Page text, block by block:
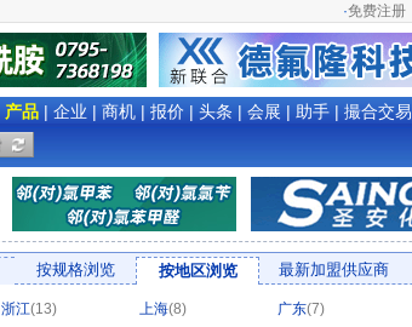
·免费注册
产品| 企业 | 商机| 报价| 头条 | 会展 | 助手| 撮合交易
按规格浏览 按地区浏览 最新加盟供应商
浙江(13) 上海(8) 广东(7)